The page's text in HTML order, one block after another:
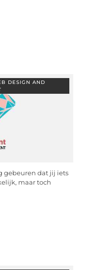
DESIGN AND
gebeuren dat jij iets
maar toch